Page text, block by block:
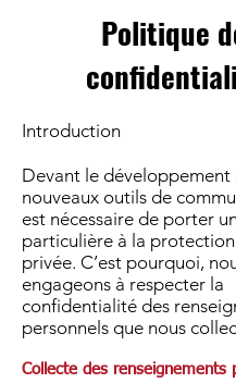
Politique
Introduction
Devant le développement
nouveaux outils de
est nécessaire de porter
particulière à la
privée. C’est pourquoi,
engageons à respecter la
confidentialité des
personnels que nous
Collecte des renseignements